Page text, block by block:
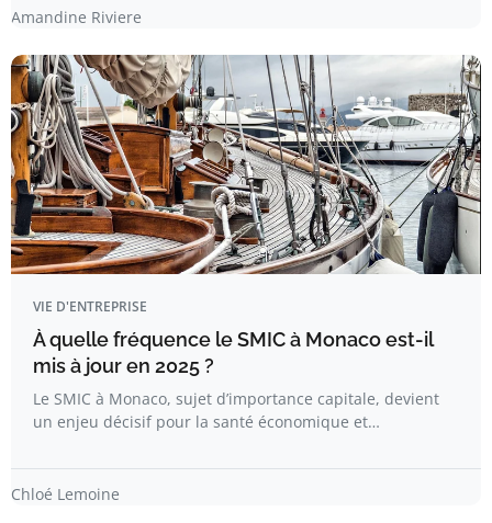
Amandine Riviere
VIE D'ENTREPRISE
À quelle fréquence le SMIC à Monaco est-il
mis à jour en 2025 ?
Le SMIC à Monaco, sujet d’importance capitale, devient
un enjeu décisif pour la santé économique et…
Chloé Lemoine